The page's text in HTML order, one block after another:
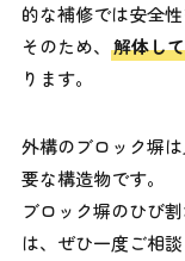
的な補修では安全
そのため、 解体し
ります。
外構のブロック塀
要な構造物です。
ブロック塀のひび
は、ぜひ一度ご相談